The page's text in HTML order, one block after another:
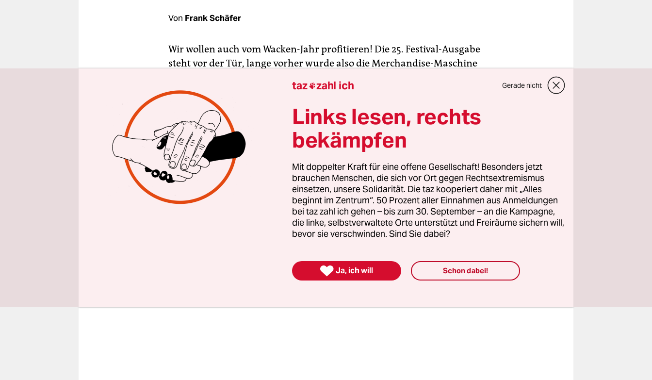
Von Frank Schäfer
Wir wollen auch vom Wacken-Jahr profitieren! Die 25. Festival-Ausgabe
steht vor der Tür, lange vorher wurde also die Merchandise-Maschine
3D“, einem hübschen, ein bisschen zu vollmundig superlativischen, die
hagiografische Tradition von Michael Wadleighs „Woodstock“
fortführenden Dokumentarfilm, erscheint nun auch ein Bildband.
„We The People Of Wacken“ versucht die „Essenz des glorreichen und
treuen Wacken-Stammes in all seinen vielfältigen Dimensionen
einzufangen“, so schreibt es jedenfalls der Liner-Notes-Fabrikant
Steffan Chirazi, der sich zudem als Initiator des Projekts auf die
Schulter klopft. Pep Bonet zeichnet für die Fotografien verantwortlich.
taz zahl ich Gerade nicht
Links lesen, rechts
bekämpfen
Mit doppelter Kraft für eine offene Gesellschaft! Besonders jetzt
brauchen Menschen, die sich vor Ort gegen Rechtsextremismus
einsetzen, unsere Solidarität. Die taz kooperiert daher mit „Alles
beginnt im Zentrum“. 50 Prozent aller Einnahmen aus Anmeldungen
bei taz zahl ich gehen – bis zum 30. September – an die Kampagne,
die linke, selbstverwaltete Orte unterstützt und Freiräume sichern will,
bevor sie verschwinden. Sind Sie dabei?
 Ja, ich will Schon dabei!